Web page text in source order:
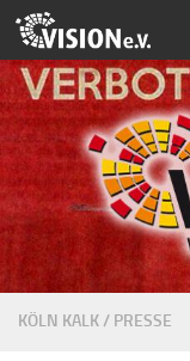
Zum Inhalt springen
KÖLN KALK/ PRESSE